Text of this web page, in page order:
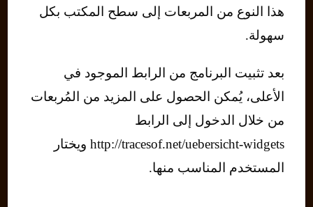
هذا النوع من المربعات إلى سطح المكتب بكل
سهولة.
بعد تثبيت البرنامج من الرابط الموجود في
الأعلى، يُمكن الحصول على المزيد من المُربعات
من خلال الدخول إلى الرابط
http://tracesof.net/uebersicht-widgets ويختار
المستخدم المناسب منها.